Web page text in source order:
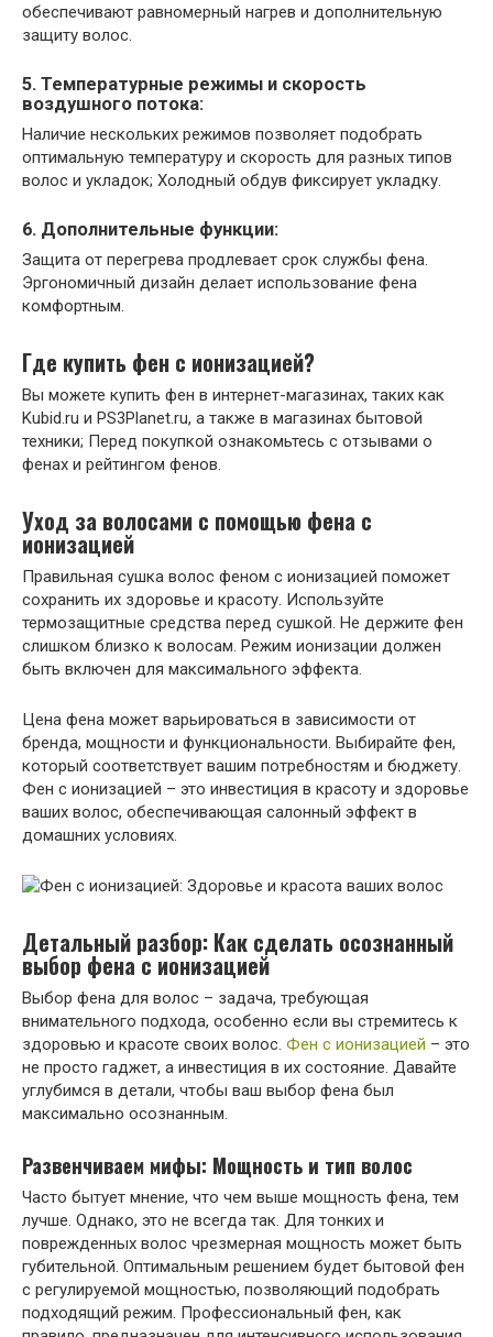
обеспечивают равномерный нагрев и дополнительную
защиту волос.
5. Температурные режимы и скорость
воздушного потока:
Наличие нескольких режимов позволяет подобрать
оптимальную температуру и скорость для разных типов
волос и укладок; Холодный обдув фиксирует укладку.
6. Дополнительные функции:
Защита от перегрева продлевает срок службы фена.
Эргономичный дизайн делает использование фена
комфортным.
Где купить фен с ионизацией?
Вы можете купить фен в интернет-магазинах, таких как
Kubid.ru и PS3Planet.ru, а также в магазинах бытовой
техники; Перед покупкой ознакомьтесь с отзывами о
фенах и рейтингом фенов.
Уход за волосами с помощью фена с
ионизацией
Правильная сушка волос феном с ионизацией поможет
сохранить их здоровье и красоту. Используйте
термозащитные средства перед сушкой. Не держите фен
слишком близко к волосам. Режим ионизации должен
быть включен для максимального эффекта.
Цена фена может варьироваться в зависимости от
бренда, мощности и функциональности. Выбирайте фен,
который соответствует вашим потребностям и бюджету.
Фен с ионизацией – это инвестиция в красоту и здоровье
ваших волос, обеспечивающая салонный эффект в
домашних условиях.
Детальный разбор: Как сделать осознанный
выбор фена с ионизацией
Выбор фена для волос – задача, требующая
внимательного подхода, особенно если вы стремитесь к
здоровью и красоте своих волос. Фен с ионизацией – это
не просто гаджет, а инвестиция в их состояние. Давайте
углубимся в детали, чтобы ваш выбор фена был
максимально осознанным.
Развенчиваем мифы: Мощность и тип волос
Часто бытует мнение, что чем выше мощность фена, тем
лучше. Однако, это не всегда так. Для тонких и
поврежденных волос чрезмерная мощность может быть
губительной. Оптимальным решением будет бытовой фен
с регулируемой мощностью, позволяющий подобрать
подходящий режим. Профессиональный фен, как